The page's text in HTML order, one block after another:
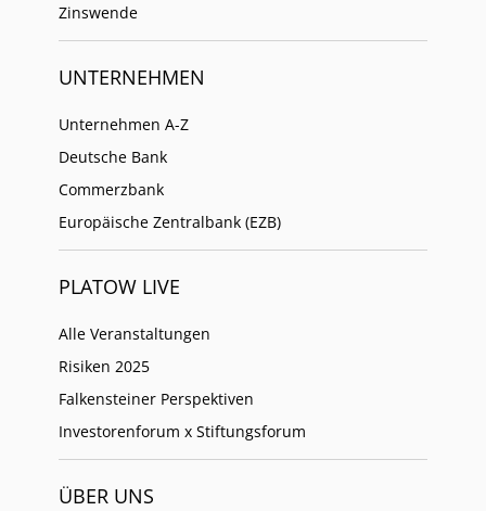
Zinswende
UNTERNEHMEN
Unternehmen A-Z
Deutsche Bank
Commerzbank
Europäische Zentralbank (EZB)
PLATOW LIVE
Alle Veranstaltungen
Risiken 2025
Falkensteiner Perspektiven
Investorenforum x Stiftungsforum
ÜBER UNS